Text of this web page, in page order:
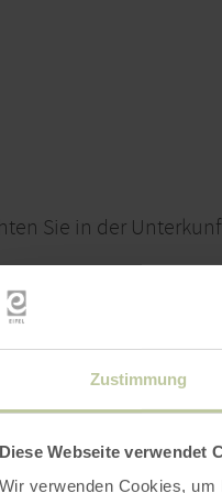
Zustimmung
Diese Webseite verwendet
Wir verwenden Cookies,
Sie in der